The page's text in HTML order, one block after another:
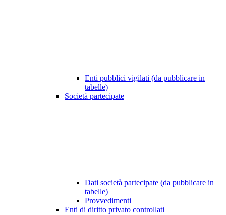
Enti pubblici vigilati (da pubblicare in
tabelle)
Società partecipate
Dati società partecipate (da pubblicare in
tabelle)
Provvedimenti
Enti di diritto privato controllati